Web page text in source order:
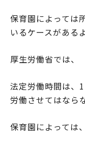
保育園によっては
いるケースがある
厚生労働省では、
法定労働時間は、
労働させてはなら
保育園によっては、